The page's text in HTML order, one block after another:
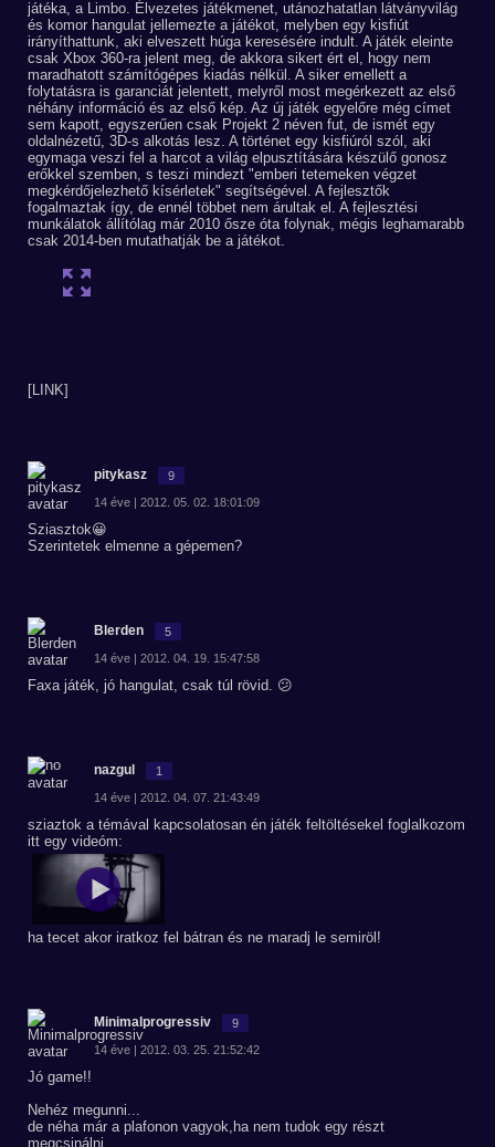
játéka, a Limbo. Élvezetes játékmenet, utánozhatatlan látványvilág
és komor hangulat jellemezte a játékot, melyben egy kisfiút
irányíthattunk, aki elveszett húga keresésére indult. A játék eleinte
csak Xbox 360-ra jelent meg, de akkora sikert ért el, hogy nem
maradhatott számítógépes kiadás nélkül. A siker emellett a
folytatásra is garanciát jelentett, melyről most megérkezett az első
néhány információ és az első kép. Az új játék egyelőre még címet
sem kapott, egyszerűen csak Projekt 2 néven fut, de ismét egy
oldalnézetű, 3D-s alkotás lesz. A történet egy kisfiúról szól, aki
egymaga veszi fel a harcot a világ elpusztítására készülő gonosz
erőkkel szemben, s teszi mindezt "emberi tetemeken végzet
megkérdőjelezhető kísérletek" segítségével. A fejlesztők
fogalmaztak így, de ennél többet nem árultak el. A fejlesztési
munkálatok állítólag már 2010 ősze óta folynak, mégis leghamarabb
csak 2014-ben mutathatják be a játékot.
[LINK]
pitykasz 9
14 éve | 2012. 05. 02. 18:01:09
Sziasztok😀
Szerintetek elmenne a gépemen?
Blerden 5
14 éve | 2012. 04. 19. 15:47:58
Faxa játék, jó hangulat, csak túl rövid. 😕
nazgul 1
14 éve | 2012. 04. 07. 21:43:49
sziaztok a témával kapcsolatosan én játék feltöltésekel foglalkozom
itt egy videóm:
ha tecet akor iratkoz fel bátran és ne maradj le semiröl!
Minimalprogressiv 9
14 éve | 2012. 03. 25. 21:52:42
Jó game!!
Nehéz megunni...
de néha már a plafonon vagyok,ha nem tudok egy részt
megcsinálni....